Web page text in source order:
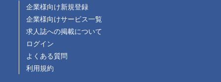
企業様向け新規登録
企業様向けサービス一覧
求人誌への掲載について
ログイン
よくある質問
利用規約